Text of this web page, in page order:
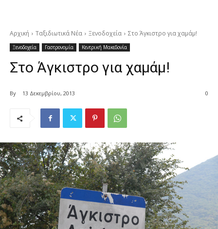
Αρχική Ταξιδιωτικά Νέα Ξενοδοχεία Στο Άγκιστρο για χαμάμ!
Ξενοδοχεία Γαστρονομία Κεντρική Μακεδονία
Στο Άγκιστρο για χαμάμ!
By 13 Δεκεμβρίου, 2013 0